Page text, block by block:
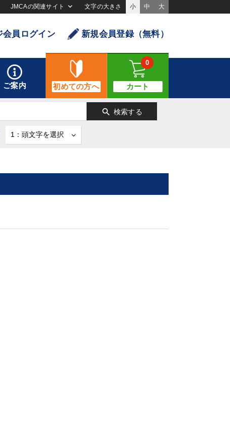
JMCAの関連サイト 文字の大きさ 小 中 大
会員ログイン 新規会員登録（無料）
ご案内 初めての方へ カート
0
search 検索する